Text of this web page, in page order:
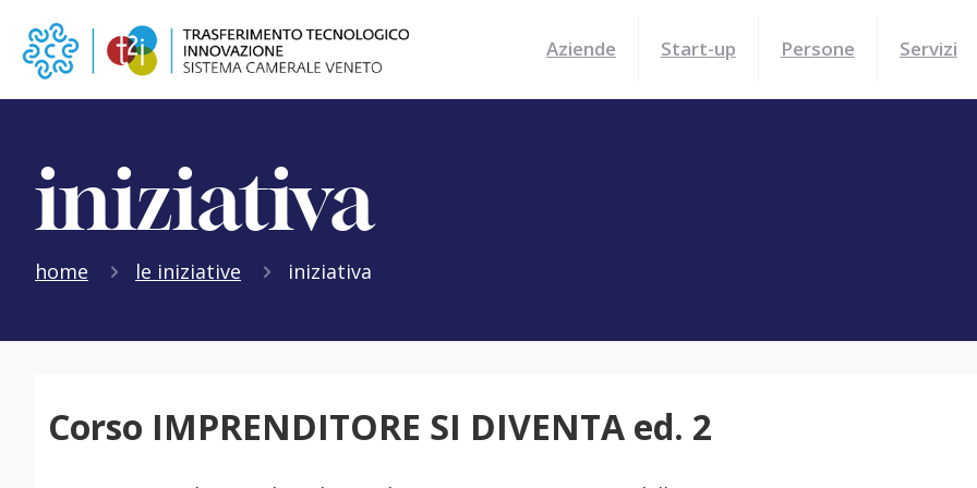
Aziende Start-up Persone Servizi
iniziativa
home le iniziative iniziativa
Corso IMPRENDITORE SI DIVENTA ed. 2